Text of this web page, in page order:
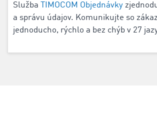
Služba TIMOCOM Objednávky
a správu údajov. Komunikujte so
jednoducho, rýchlo a bez chýb v 27